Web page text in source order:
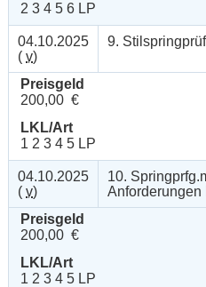
2 3 4 5 6 LP
04.10.2025
( v)
9.
Preisgeld
200,00 €
LKL/Art
1 2 3 4 5 LP
04.10.2025
( v)
10.
Anforderungen
Preisgeld
200,00 €
LKL/Art
1 2 3 4 5 LP